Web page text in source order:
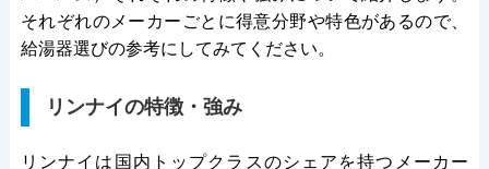
それぞれのメーカーごとに得意分野や特色があるので、
給湯器選びの参考にしてみてください。
リンナイの特徴・強み
リンナイは国内トップクラスのシェアを持つメーカー